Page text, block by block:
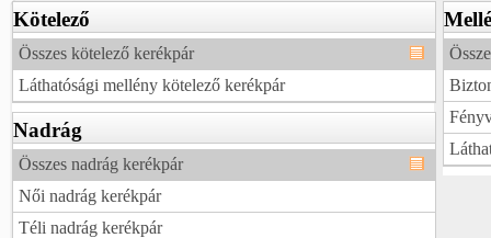
Kötelező
Összes kötelező kerékpár
Láthatósági mellény kötelező kerékpár
Nadrág
Összes nadrág kerékpár
Női nadrág kerékpár
Téli nadrág kerékpár